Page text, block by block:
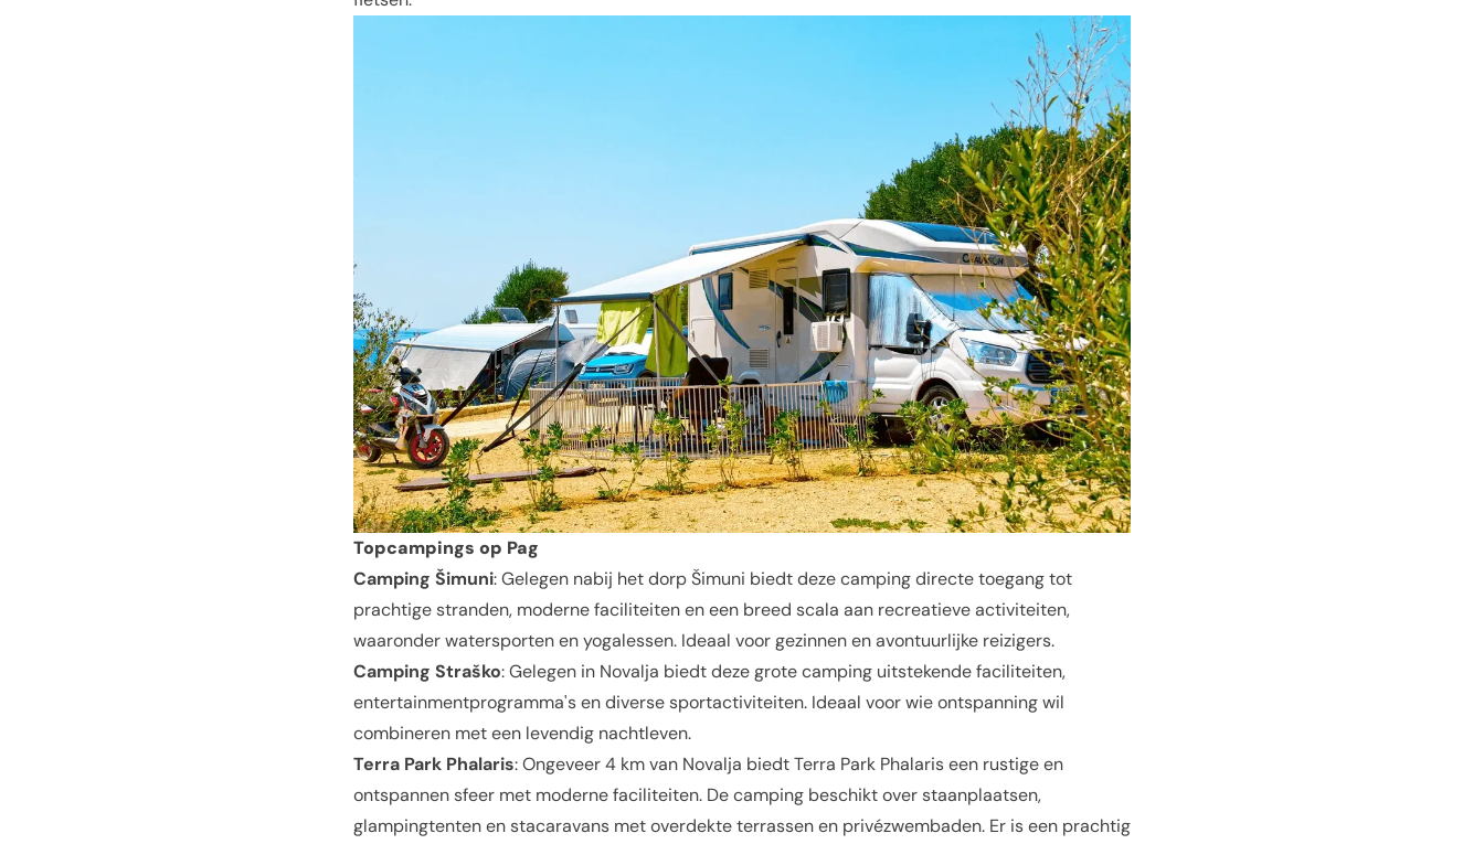
Topcampings op Pag
Camping Šimuni: Gelegen nabij het dorp Šimuni biedt deze camping directe toegang tot
prachtige stranden, moderne faciliteiten en een breed scala aan recreatieve activiteiten,
waaronder watersporten en yogalessen. Ideaal voor gezinnen en avontuurlijke reizigers.
Camping Straško: Gelegen in Novalja biedt deze grote camping uitstekende faciliteiten,
entertainmentprogramma's en diverse sportactiviteiten. Ideaal voor wie ontspanning wil
combineren met een levendig nachtleven.
Terra Park Phalaris: Ongeveer 4 km van Novalja biedt Terra Park Phalaris een rustige en
ontspannen sfeer met moderne faciliteiten. De camping beschikt over staanplaatsen,
glampingtenten en stacaravans met overdekte terrassen en privézwembaden. Er is een prachtig